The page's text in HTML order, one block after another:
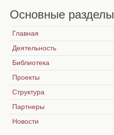
Основные разделы
Главная
Деятельность
Библиотека
Проекты
Структура
Партнеры
Новости